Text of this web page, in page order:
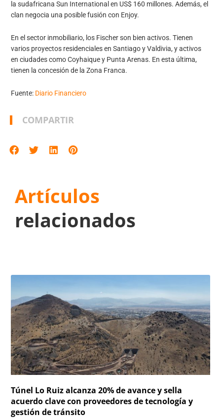
la sudafricana Sun International en US$ 160 millones. Además, el
clan negocia una posible fusión con Enjoy.
En el sector inmobiliario, los Fischer son bien activos. Tienen
varios proyectos residenciales en Santiago y Valdivia, y activos
en ciudades como Coyhaique y Punta Arenas. En esta última,
tienen la concesión de la Zona Franca.
Fuente: Diario Financiero
COMPARTIR
Artículos
relacionados
Túnel Lo Ruiz alcanza 20% de avance y sella
acuerdo clave con proveedores de tecnología y
gestión de tránsito